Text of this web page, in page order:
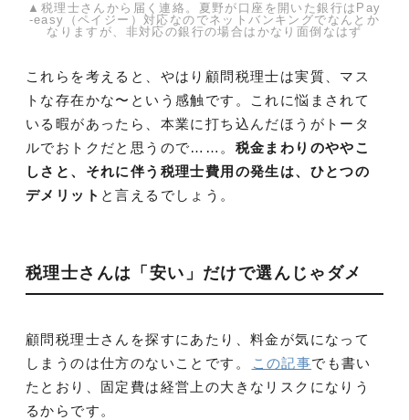
▲税理士さんから届く連絡。夏野が口座を開いた銀行はPay
-easy（ペイジー）対応なのでネットバンキングでなんとか
なりますが、非対応の銀行の場合はかなり面倒なはず
これらを考えると、やはり顧問税理士は実質、マス
トな存在かな〜という感触です。これに悩まされて
いる暇があったら、本業に打ち込んだほうがトータ
ルでおトクだと思うので……。 税金まわりのややこ
しさと、それに伴う税理士費用の発生は、ひとつの
デメリット と言えるでしょう。
税理士さんは「安い」だけで選んじゃダメ
顧問税理士さんを探すにあたり、料金が気になって
しまうのは仕方のないことです。
この記事でも書い
たとおり、固定費は経営上の大きなリスクになりう
るからです。